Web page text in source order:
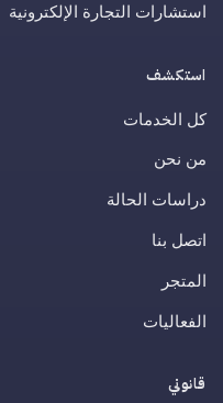
استشارات التجارة الإلكترونية
استكشف
كل الخدمات
من نحن
دراسات الحالة
اتصل بنا
المتجر
الفعاليات
قانوني